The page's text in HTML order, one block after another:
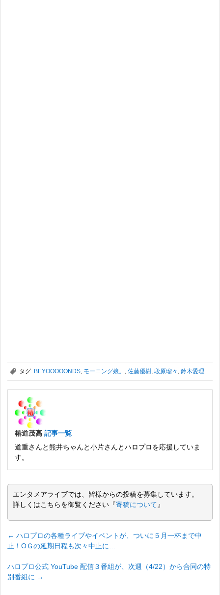
, タグ: BEYOOOOONDS, モーニング娘。 , 佐藤優樹, 段原瑠々 , 鈴木愛理
椿道茂高 記事一覧
道重さんと熊井ちゃんと小片さんとハロプロを応援していま
す。
エンタメアライブでは、皆様からの投稿を募集しています。
詳しくはこちらを御覧ください『寄稿について 』
← ハロプロの各種ライブやイベントが、ついに５月一杯まで中
止！OＧの延期日程も次々中止に…
ハロプロ公式 YouTube 配信３番組が、次週（4/22）から合同の特
別番組に →